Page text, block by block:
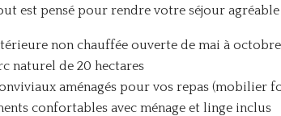
est pensé pour rendre votre séjour agréable
non chauffée ouverte de mai à octobre
naturel de 20 hectares
aménagés pour vos repas (mobilier
confortables avec ménage et linge inclus